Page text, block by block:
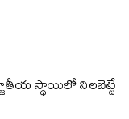
స్థాయిలో నిలబెట్టే